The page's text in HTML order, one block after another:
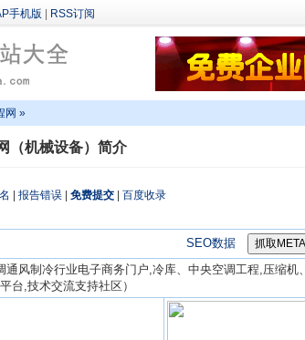
手机版 RSS订阅
网 »
（机械设备）简介
报告错误 免费提交 百度收录
SEO数据
通风制冷行业电子商务门户,冷库、中央空调工程,压缩机、
台,技术交流支持社区）